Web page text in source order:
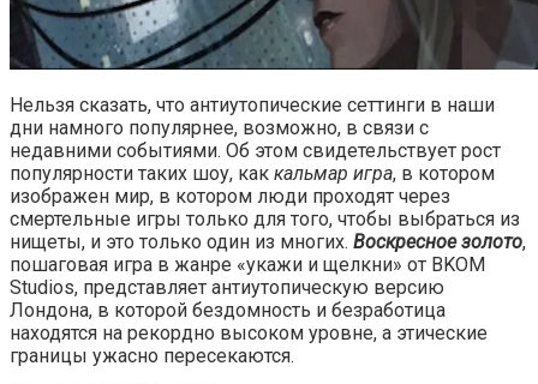
Нельзя сказать, что антиутопические сеттинги в наши
дни намного популярнее, возможно, в связи с
недавними событиями. Об этом свидетельствует рост
популярности таких шоу, как кальмар игра, в котором
изображен мир, в котором люди проходят через
смертельные игры только для того, чтобы выбраться из
нищеты, и это только один из многих. Воскресное золото,
пошаговая игра в жанре «укажи и щелкни» от BKOM
Studios, представляет антиутопическую версию
Лондона, в которой бездомность и безработица
находятся на рекордно высоком уровне, а этические
границы ужасно пересекаются.